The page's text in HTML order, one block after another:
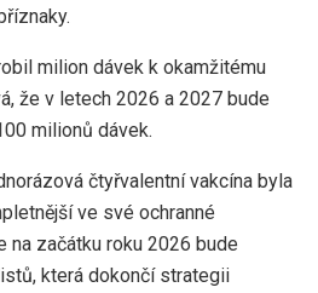
milion dávek k okamžitému
že v letech 2026 a 2027 bude
milionů dávek.
čtyřvalentní vakcína byla
ve své ochranné
na začátku roku 2026 bude
která dokončí strategii